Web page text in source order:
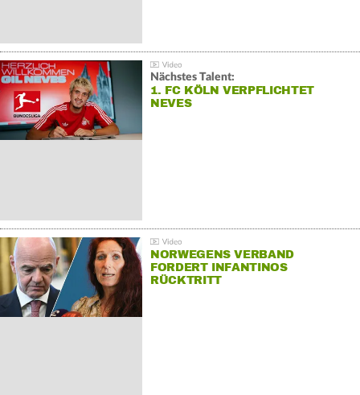
Nächstes Talent:
1. FC KÖLN VERPFLICHTET
NEVES
NORWEGENS VERBAND
FORDERT INFANTINOS
RÜCKTRITT